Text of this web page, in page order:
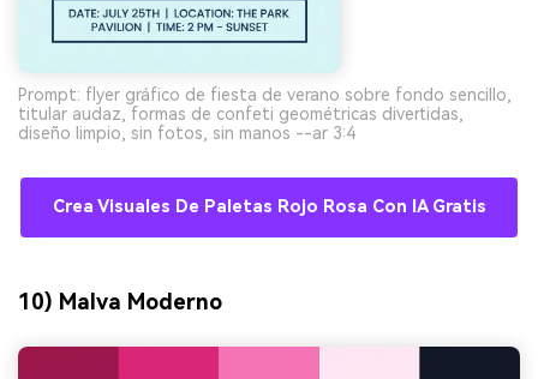
Prompt: flyer gráfico de fiesta de verano sobre fondo sencillo,
titular audaz, formas de confeti geométricas divertidas,
diseño limpio, sin fotos, sin manos --ar 3:4
Crea Visuales De Paletas Rojo Rosa Con IA Gratis
10) Malva Moderno